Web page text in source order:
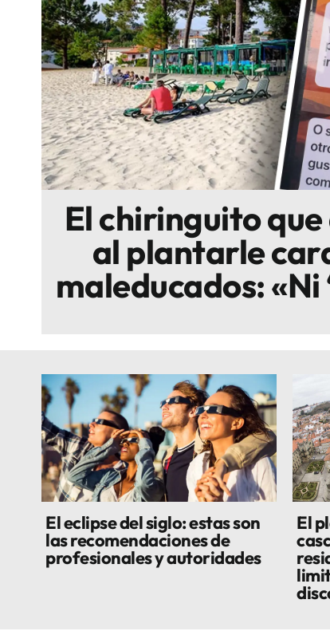
Escenarios
Sostenibilidad
Innova
El chiringuito
al plantarle
maleducados: «Ni
El eclipse del siglo: estas son
las recomendaciones de
profesionales y autoridades
El